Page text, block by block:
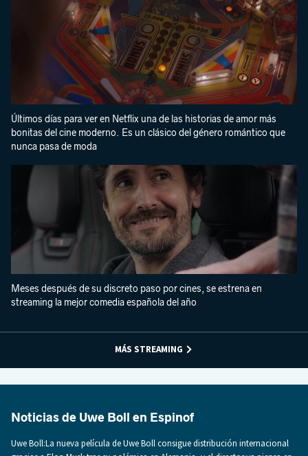
Últimos días para ver en Netflix una de las historias de amor más
bonitas del cine moderno. Es un clásico del género romántico que
nunca pasa de moda
Meses después de su discreto paso por cines, se estrena en
streaming la mejor comedia española del año
MÁS STREAMING
Noticias de Uwe Boll en Espinof
Uwe Boll:La nueva película de Uwe Boll consigue distribución internacional